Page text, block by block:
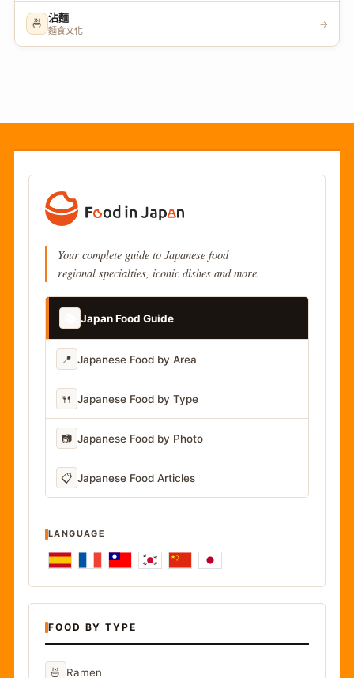
🍜 沾麵
麵食文化
→
Your complete guide to Japanese food
regional specialties, iconic dishes and more.
Japan Food Guide
📍 Japanese Food by Area
🍴 Japanese Food by Type
📷 Japanese Food by Photo
📋 Japanese Food Articles
LANGUAGE
FOOD BY TYPE
🍜 Ramen